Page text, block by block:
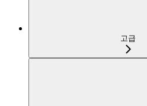
고급